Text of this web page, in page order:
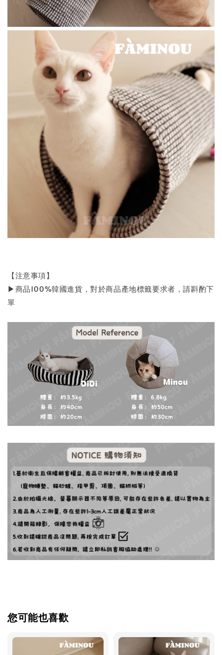
【注意事項】
▶︎商品100%韓國進貨，對於商品產地標籤要求者，請斟酌下
單
您可能也喜歡